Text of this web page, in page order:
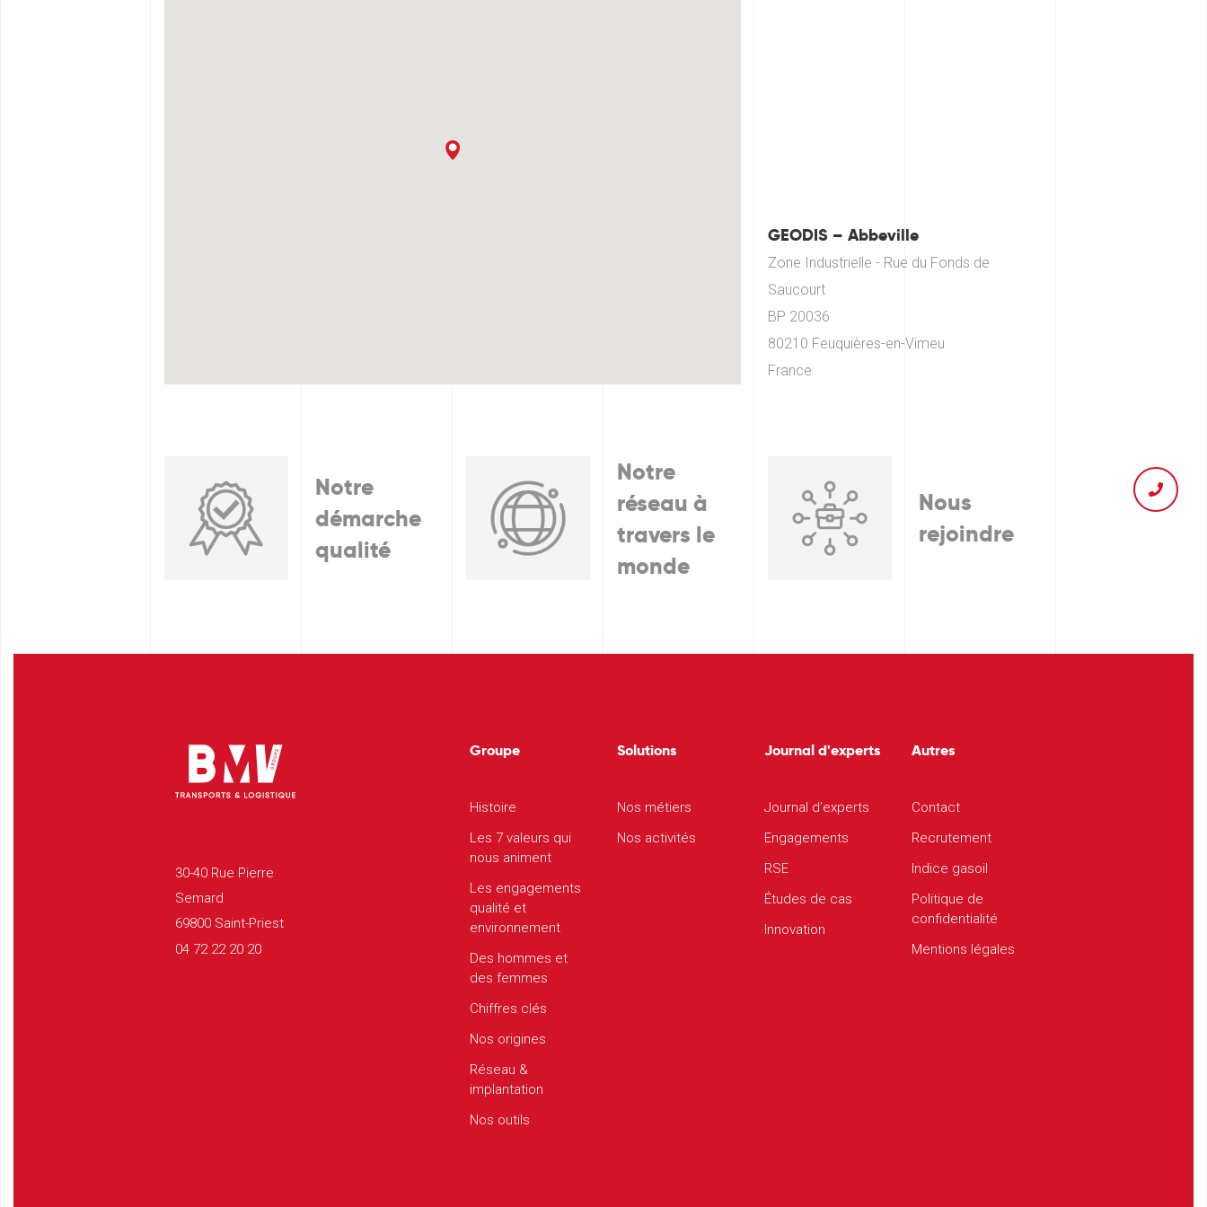
GEODIS – Abbeville
Zone Industrielle - Rue du Fonds de
Saucourt
BP 20036
80210 Feuquières-en-Vimeu
France
Notre
démarche
qualité
Notre
réseau à
travers le
monde
Nous
rejoindre
30-40 Rue Pierre
Semard
69800 Saint-Priest
04 72 22 20 20
Groupe
Histoire
Les 7 valeurs qui
nous animent
Les engagements
qualité et
environnement
Des hommes et
des femmes
Chiffres clés
Nos origines
Réseau &
implantation
Nos outils
Solutions
Nos métiers
Nos activités
Journal d'experts
Journal d’experts
Engagements
RSE
Études de cas
Innovation
Autres
Contact
Recrutement
Indice gasoil
Politique de
confidentialité
Mentions légales